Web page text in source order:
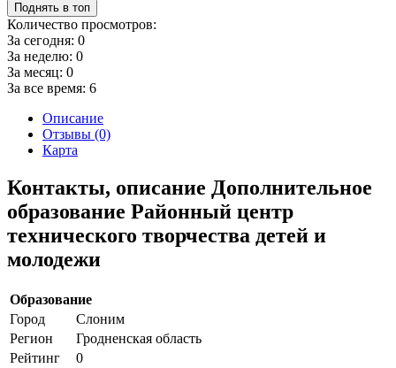
Поднять в топ
Количество просмотров:
За сегодня: 0
За неделю: 0
За месяц: 0
За все время: 6
Описание
Отзывы (0)
Карта
Контакты, описание Дополнительное
образование Районный центр
технического творчества детей и
молодежи
Образование
Город
Слоним
Регион
Гродненская область
Рейтинг
0